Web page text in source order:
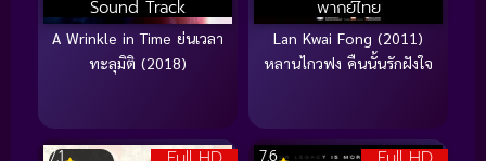
Sound Track
A Wrinkle in Time ย่นเวลา
ทะลุมิติ (2018)
พากย์ไทย
Lan Kwai Fong (2011)
หลานไกวฟง คืนนั้นรักฝังใจ
7.1 7.6